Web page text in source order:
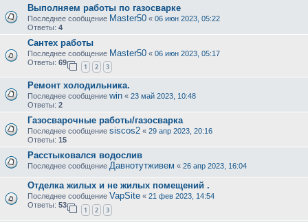
Выполняем работы по газосварке
Последнее сообщение Master50 « 06 июн 2023, 05:22
Ответы: 4
Сантех работы
Последнее сообщение Master50 « 06 июн 2023, 05:17
Ответы: 69
1 2 3
Ремонт холодильника.
Последнее сообщение win « 23 май 2023, 10:48
Ответы: 2
Газосварочные работы/газосварка
Последнее сообщение siscos2 « 29 апр 2023, 20:16
Ответы: 15
Расстыковался водослив
Последнее сообщение Давнотутживем « 26 апр 2023, 16:04
Отделка жилых и не жилых помещений .
Последнее сообщение VapSite « 21 фев 2023, 14:54
Ответы: 53
1 2 3